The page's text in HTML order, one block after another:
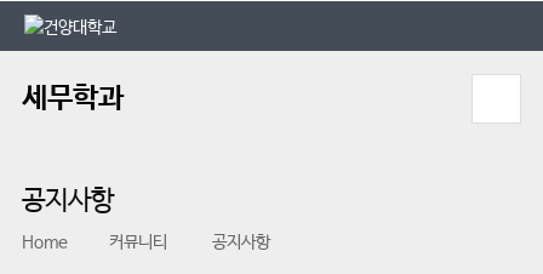
본문 바로가기
대메뉴 바로가기
세무학과
공지사항
Home 커뮤니티 공지사항